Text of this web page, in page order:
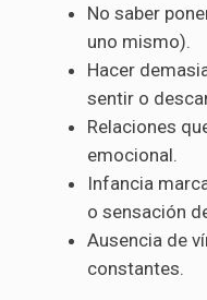
No saber
uno mismo).
Hacer
sentir o
Relaciones
emocional.
Infancia
o sensación
Ausencia de
constantes.